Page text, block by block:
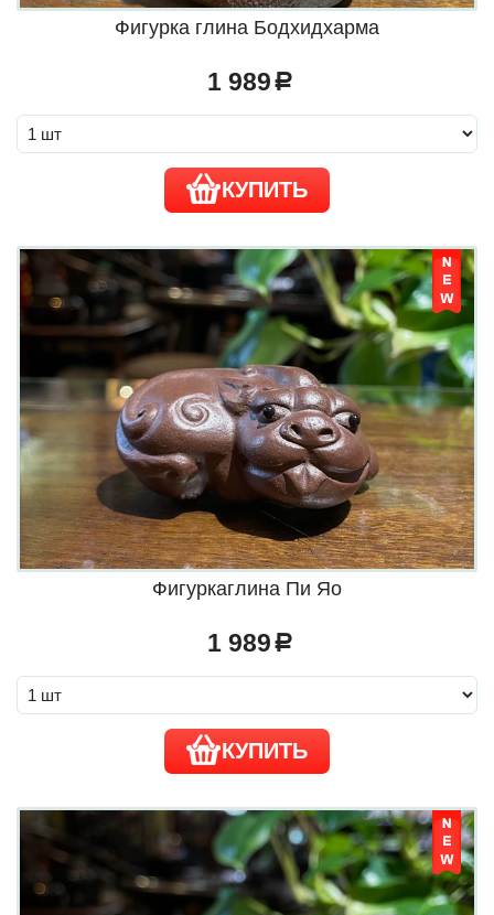
Фигурка глина Бодхидхарма
1 989 a
КУПИТЬ
Фигуркаглина Пи Яо
1 989 a
КУПИТЬ